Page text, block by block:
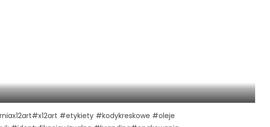
#x12art #etykiety #kodykreskowe #oleje